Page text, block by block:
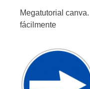
Megatutorial
fácilmente